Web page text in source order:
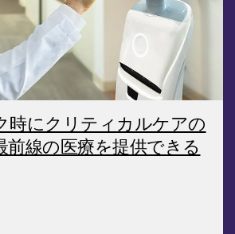
時にクリティカルケアの
前線の医療を提供できる